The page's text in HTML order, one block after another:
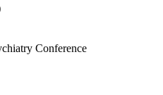
Conference